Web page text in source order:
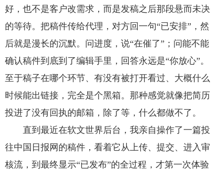
好，也不是客户改需求，而是发稿之后那段悬而未决
的等待。把稿件传给代理，对方回一句“已安排”，然
后就是漫长的沉默。问进度，说“在催了”；问能不能
确认稿件到底到了编辑手里，回答永远是“你放心”。
至于稿子在哪个环节、有没有被打开看过、大概什么
时候能出链接，完全是个黑箱。那种感觉就像把简历
投进了没有回执的邮箱，除了等，什么都做不了。
直到最近在软文世界后台，我亲自操作了一篇投
往中国日报网的稿件，看着它从上传、提交、进入审
核流，到最终显示“已发布”的全过程，才第一次体验